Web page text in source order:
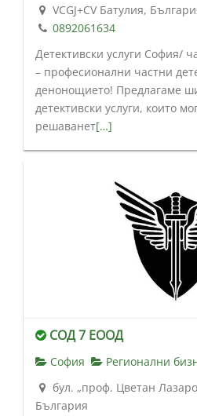
VCGJ+CV Батулия,
0892061634
Детективски услуги София/
– професионални частни
денонощието! Предлагаме
детективски услуги, които
решаванет[…]
СОД 7 ЕООД
София
Регионални
бул. „проф. Цветан
България